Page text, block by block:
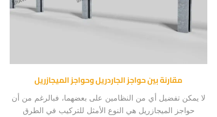
مقارنة بين حواجز الجاردريل وحواجز الميجازريل
لا يمكن تفضيل أي من النظامين على بعضهما، فبالرغم من أن
حواجز الميجازريل هي النوع الأمثل للتركيب في الطرق